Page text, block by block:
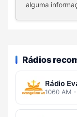
alguma
Rádios
Rádio
1060 AM